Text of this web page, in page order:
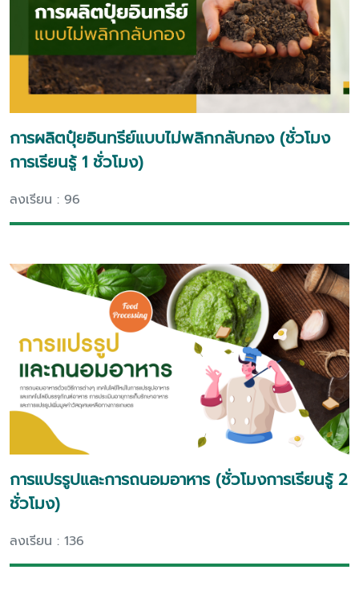
การผลิตปุ๋ยอินทรีย์แบบไม่พลิกกลับกอง (ชั่วโมง
การเรียนรู้ 1 ชั่วโมง)
ลงเรียน : 96
การแปรรูปและการถนอมอาหาร (ชั่วโมงการเรียนรู้ 2
ชั่วโมง)
ลงเรียน : 136